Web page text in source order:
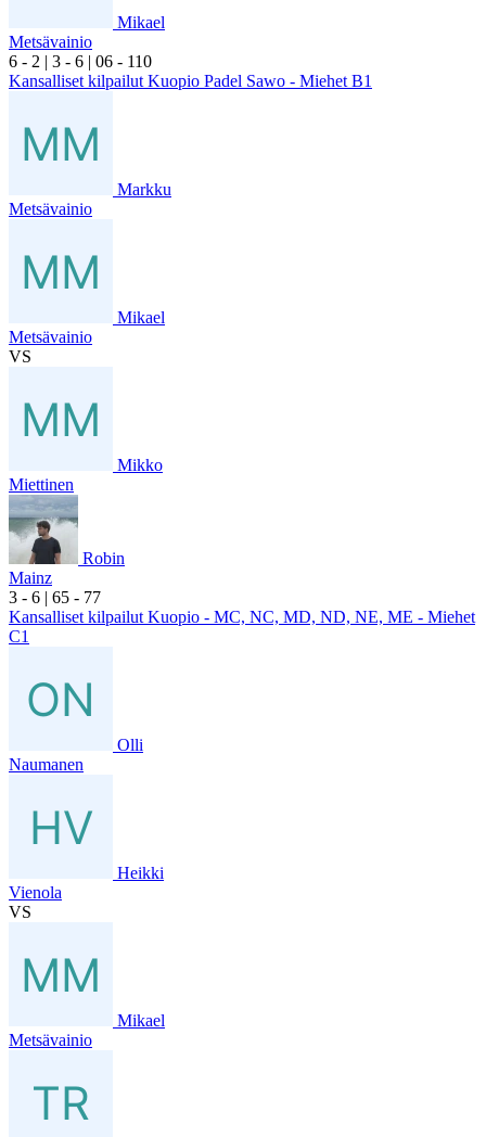
Mikael
Metsävainio
6 - 2 | 3 - 6 | 06 - 110
Kansalliset kilpailut Kuopio Padel Sawo - Miehet B1
Markku
Metsävainio
Mikael
Metsävainio
VS
Mikko
Miettinen
Robin
Mainz
3 - 6 | 65 - 77
Kansalliset kilpailut Kuopio - MC, NC, MD, ND, NE, ME - Miehet
C1
Olli
Naumanen
Heikki
Vienola
VS
Mikael
Metsävainio